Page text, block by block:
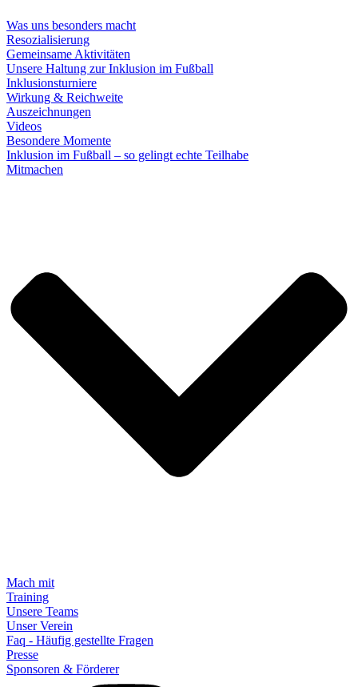
Was uns besonders macht
Resozialisierung
Gemeinsame Aktivitäten
Unsere Haltung zur Inklusion im Fußball
Inklusionsturniere
Wirkung & Reichweite
Auszeichnungen
Videos
Besondere Momente
Inklusion im Fußball – so gelingt echte Teilhabe
Mitmachen
Mach mit
Training
Unsere Teams
Unser Verein
Faq - Häufig gestellte Fragen
Presse
Sponsoren & Förderer